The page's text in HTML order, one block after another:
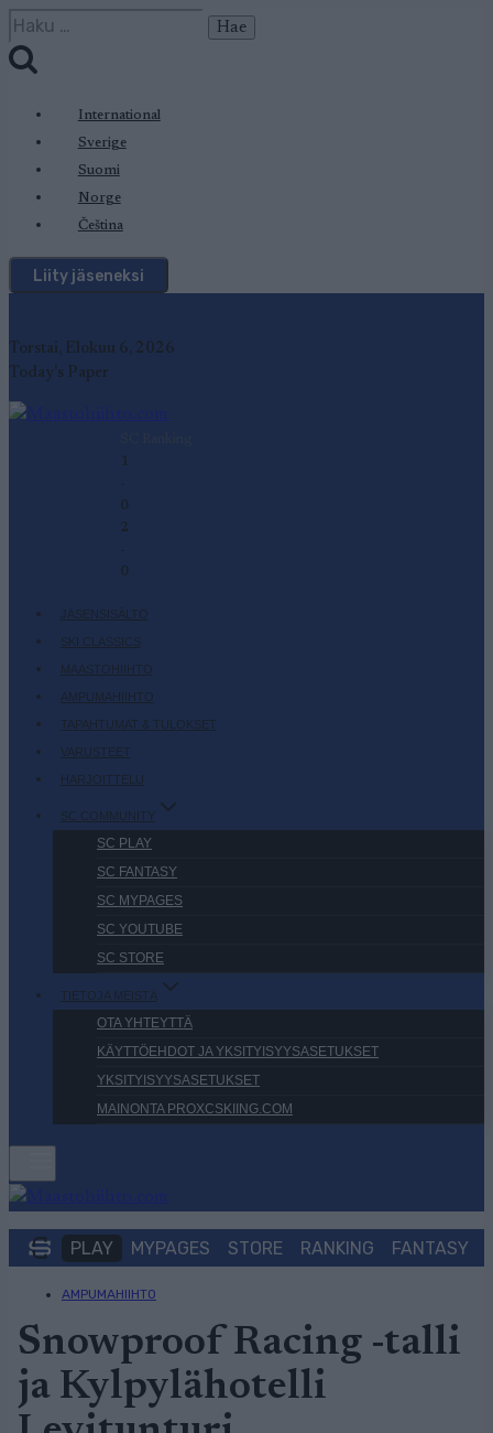
Siirry
sisältöön
Haku:
International
Sverige
Suomi
Norge
Čeština
Liity jäseneksi
Torstai, Elokuu 6, 2026
Today's Paper
1
-
0
2
-
0
JÄSENSISÄLTÖ
SKI CLASSICS
MAASTOHIIHTO
AMPUMAHIIHTO
TAPAHTUMAT & TULOKSET
VARUSTEET
HARJOITTELU
SC COMMUNITY
SC PLAY
SC FANTASY
SC MYPAGES
SC YOUTUBE
SC STORE
TIETOJA MEISTÄ
OTA YHTEYTTÄ
KÄYTTÖEHDOT JA YKSITYISYYSASETUKSET
YKSITYISYYSASETUKSET
MAINONTA PROXCSKIING.COM
PLAY MYPAGES STORE RANKING FANTASY
AMPUMAHIIHTO
Snowproof Racing -talli
ja Kylpylähotelli